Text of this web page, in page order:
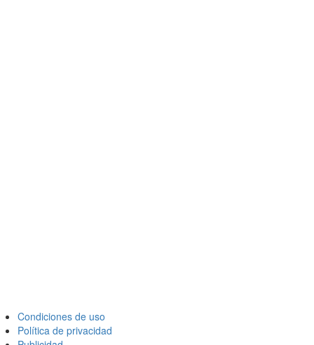
Condiciones de uso
Política de privacidad